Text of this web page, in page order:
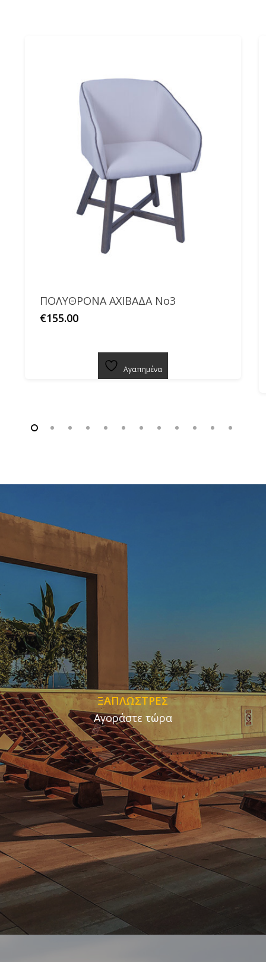
ΠΟΛΥΘΡΟΝΑ ΑΧΙΒΑΔΑ Νο3
€155.00
Αγαπημένα
ΞΑΠΛΩΣΤΡΕΣ
Αγοράστε τώρα